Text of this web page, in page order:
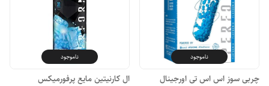
ناموجود
چربی سوز اس اس تی اورجینال
ناموجود
ال کارنیتین مایع پرفورمیکس